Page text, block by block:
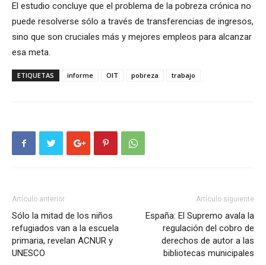
El estudio concluye que el problema de la pobreza crónica no
puede resolverse sólo a través de transferencias de ingresos,
sino que son cruciales más y mejores empleos para alcanzar
esa meta.
ETIQUETAS informe OIT pobreza trabajo
Artículo anterior
Sólo la mitad de los niños
refugiados van a la escuela
primaria, revelan ACNUR y
UNESCO
Artículo siguiente
España: El Supremo avala la
regulación del cobro de
derechos de autor a las
bibliotecas municipales